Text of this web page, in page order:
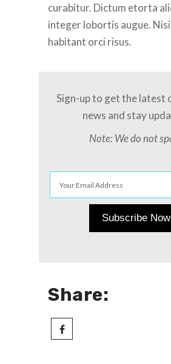
curabitur. Dictum etorta
integer lobortis augue.
habitant orci risus.
Sign-up to get the latest
news and stay
Note: We do not
Share: